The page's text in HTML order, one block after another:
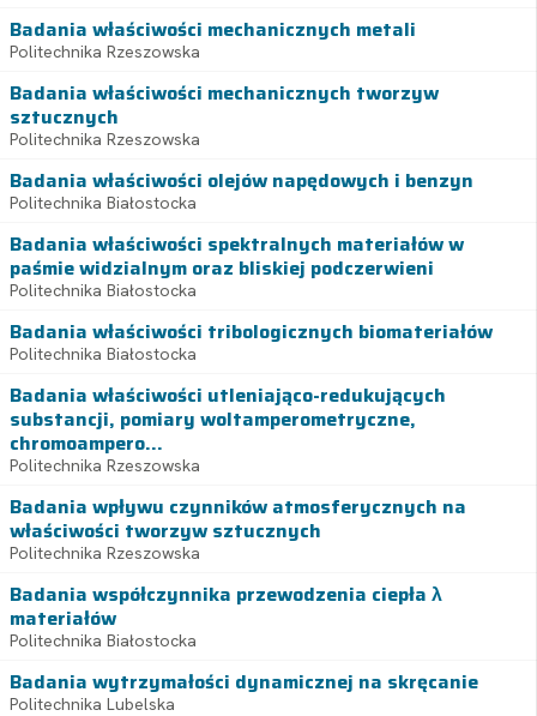
Badania właściwości mechanicznych metali
Politechnika Rzeszowska
Badania właściwości mechanicznych tworzyw
sztucznych
Politechnika Rzeszowska
Badania właściwości olejów napędowych i benzyn
Politechnika Białostocka
Badania właściwości spektralnych materiałów w
paśmie widzialnym oraz bliskiej podczerwieni
Politechnika Białostocka
Badania właściwości tribologicznych biomateriałów
Politechnika Białostocka
Badania właściwości utleniająco-redukujących
substancji, pomiary woltamperometryczne,
chromoampero...
Politechnika Rzeszowska
Badania wpływu czynników atmosferycznych na
właściwości tworzyw sztucznych
Politechnika Rzeszowska
Badania współczynnika przewodzenia ciepła λ
materiałów
Politechnika Białostocka
Badania wytrzymałości dynamicznej na skręcanie
Politechnika Lubelska